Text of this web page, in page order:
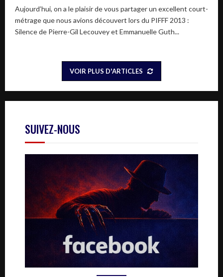
Aujourd’hui, on a le plaisir de vous partager un excellent court-
métrage que nous avions découvert lors du PIFFF 2013 :
Silence de Pierre-Gil Lecouvey et Emmanuelle Guth...
VOIR PLUS D'ARTICLES
SUIVEZ-NOUS